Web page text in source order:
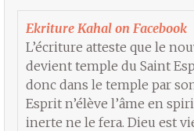
Ekriture Kahal on Facebook
L’écriture atteste que le
devient temple du Saint
donc dans le temple par
Esprit n’élève l’âme en
inerte ne le fera. Dieu est